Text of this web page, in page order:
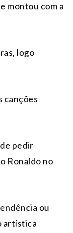
montou com a
logo
canções
pedir
Ronaldo no
ou
artística